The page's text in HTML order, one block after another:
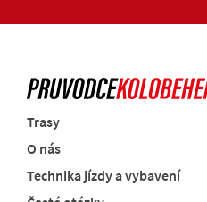
Trasy
O nás
Technika jízdy a vybavení